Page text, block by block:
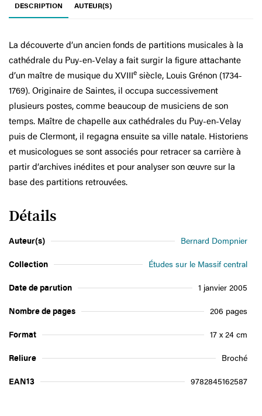
DESCRIPTION AUTEUR(S)
La découverte d’un ancien fonds de partitions musicales à la
cathédrale du Puy-en-Velay a fait surgir la figure attachante
d’un maître de musique du XVIIIe siècle, Louis Grénon (1734-
1769). Originaire de Saintes, il occupa successivement
plusieurs postes, comme beaucoup de musiciens de son
temps. Maître de chapelle aux cathédrales du Puy-en-Velay
puis de Clermont, il regagna ensuite sa ville natale. Historiens
et musicologues se sont associés pour retracer sa carrière à
partir d’archives inédites et pour analyser son œuvre sur la
base des partitions retrouvées.
Détails
Auteur(s) Bernard Dompnier
Collection Études sur le Massif central
Date de parution 1 janvier 2005
Nombre de pages 206 pages
Format 17 x 24 cm
Reliure Broché
EAN13 9782845162587